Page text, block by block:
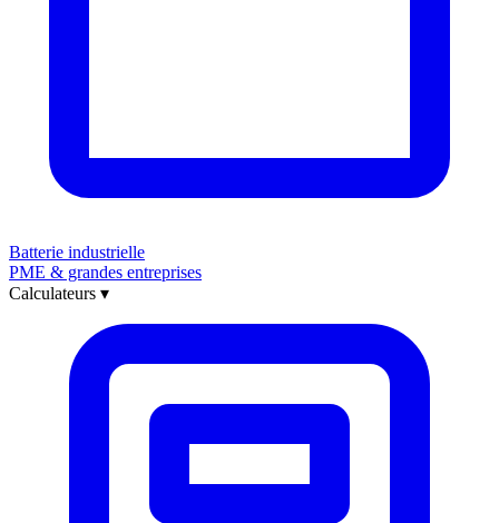
Batterie industrielle
PME & grandes entreprises
Calculateurs ▾